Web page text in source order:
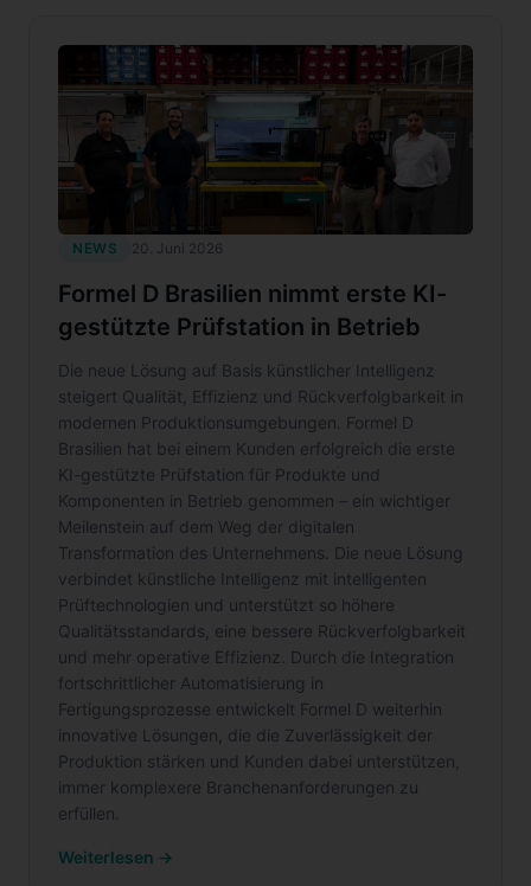
NEWS 20. Juni 2026
Formel D Brasilien nimmt erste KI-
gestützte Prüfstation in Betrieb
Die neue Lösung auf Basis künstlicher Intelligenz
steigert Qualität, Effizienz und Rückverfolgbarkeit in
modernen Produktionsumgebungen. Formel D
Brasilien hat bei einem Kunden erfolgreich die erste
KI-gestützte Prüfstation für Produkte und
Komponenten in Betrieb genommen – ein wichtiger
Meilenstein auf dem Weg der digitalen
Transformation des Unternehmens. Die neue Lösung
verbindet künstliche Intelligenz mit intelligenten
Prüftechnologien und unterstützt so höhere
Qualitätsstandards, eine bessere Rückverfolgbarkeit
und mehr operative Effizienz. Durch die Integration
fortschrittlicher Automatisierung in
Fertigungsprozesse entwickelt Formel D weiterhin
innovative Lösungen, die die Zuverlässigkeit der
Produktion stärken und Kunden dabei unterstützen,
immer komplexere Branchenanforderungen zu
erfüllen.
Weiterlesen →